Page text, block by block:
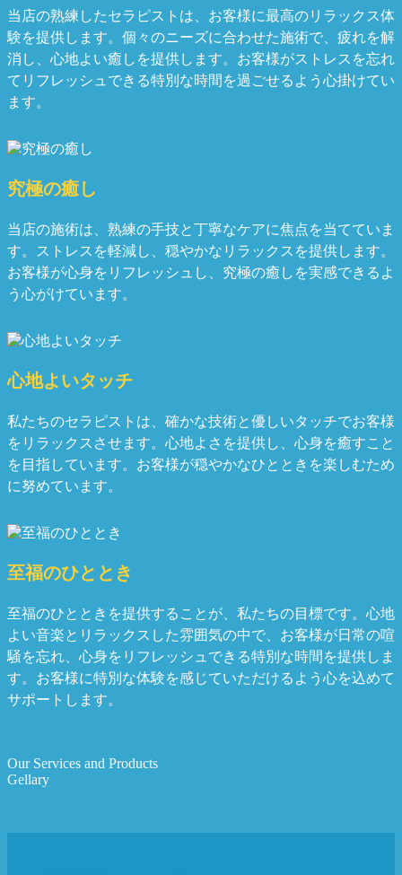
当店の熟練したセラピストは、お客様に最高のリラックス体
験を提供します。個々のニーズに合わせた施術で、疲れを解
消し、心地よい癒しを提供します。お客様がストレスを忘れ
てリフレッシュできる特別な時間を過ごせるよう心掛けてい
ます。
究極の癒し
当店の施術は、熟練の手技と丁寧なケアに焦点を当てていま
す。ストレスを軽減し、穏やかなリラックスを提供します。
お客様が心身をリフレッシュし、究極の癒しを実感できるよ
う心がけています。
心地よいタッチ
私たちのセラピストは、確かな技術と優しいタッチでお客様
をリラックスさせます。心地よさを提供し、心身を癒すこと
を目指しています。お客様が穏やかなひとときを楽しむため
に努めています。
至福のひととき
至福のひとときを提供することが、私たちの目標です。心地
よい音楽とリラックスした雰囲気の中で、お客様が日常の喧
騒を忘れ、心身をリフレッシュできる特別な時間を提供しま
す。お客様に特別な体験を感じていただけるよう心を込めて
サポートします。
Our Services and Products
Gellary